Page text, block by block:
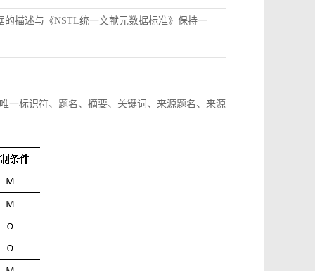
描述与《NSTL统一文献元数据标准》保持一
一标识符、题名、摘要、关键词、来源题名、来源